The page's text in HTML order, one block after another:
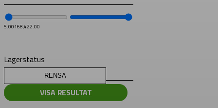
5.00168,422.00
Lagerstatus
RENSA
VISA RESULTAT